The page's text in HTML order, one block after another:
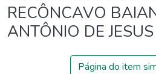
RECÔNCAVO
ANTÔNIO DE
Página do item